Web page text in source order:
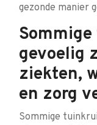
gezonde manier
gevoelig
ziekten,
en zorg
Sommige